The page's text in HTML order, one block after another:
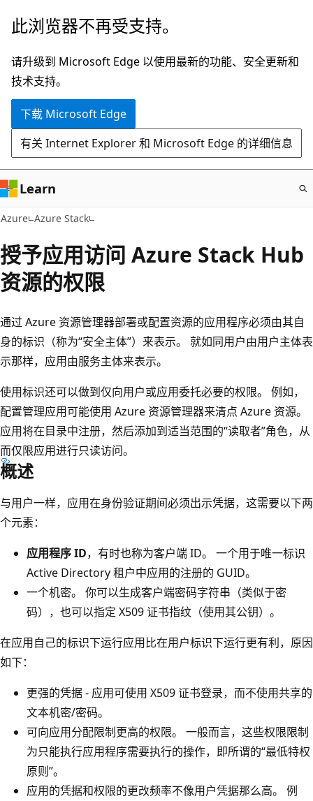
跳
主
要
内
此浏览器不再受支持。
请升级到 Microsoft Edge 以使用最新的功能、安全更新和
技术支持。
下载 Microsoft Edge
有关 Internet Explorer 和 Microsoft Edge 的详细信息
Learn
Azure Azure Stack
授予应用访问 Azure Stack Hub
资源的权限
通过 Azure 资源管理器部署或配置资源的应用程序必须由其自
身的标识（称为“安全主体”）来表示。 就如同用户由用户主体表
示那样，应用由服务主体来表示。
使用标识还可以做到仅向用户或应用委托必要的权限。 例如，
配置管理应用可能使用 Azure 资源管理器来清点 Azure 资源。
应用将在目录中注册，然后添加到适当范围的“读取者”角色，从
而仅限应用进行只读访问。
概述
与用户一样，应用在身份验证期间必须出示凭据，这需要以下两
个元素：
应用程序 ID，有时也称为客户端 ID。 一个用于唯一标识
Active Directory 租户中应用的注册的 GUID。
一个机密。 你可以生成客户端密码字符串（类似于密
码），也可以指定 X509 证书指纹（使用其公钥）。
在应用自己的标识下运行应用比在用户标识下运行更有利，原因
如下：
更强的凭据 - 应用可使用 X509 证书登录，而不使用共享的
文本机密/密码。
可向应用分配限制更高的权限。 一般而言，这些权限限制
为只能执行应用程序需要执行的操作，即所谓的“最低特权
原则”。
应用的凭据和权限的更改频率不像用户凭据那么高。 例